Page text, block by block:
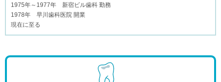
1975年～1977年 新宿ビル歯科 勤務
1978年 早川歯科医院 開業
現在に至る